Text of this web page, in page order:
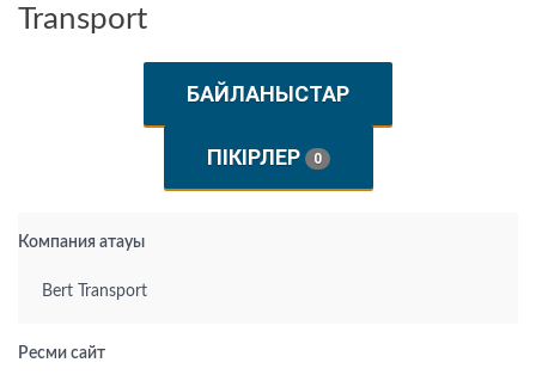
Transport
БАЙЛАНЫСТАР
ПІКІРЛЕР 0
Компания атауы
Bert Transport
Ресми сайт